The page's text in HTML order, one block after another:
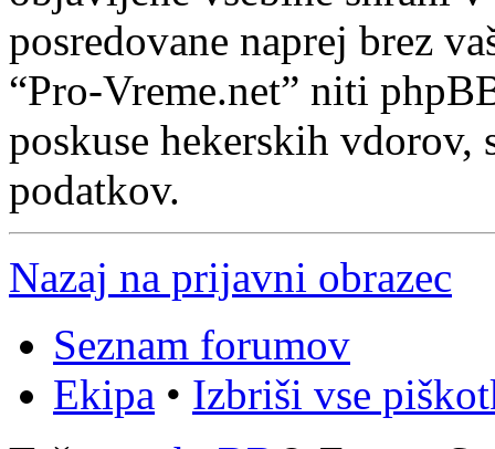
posredovane naprej brez
“Pro-Vreme.net” niti
poskuse hekerskih
podatkov.
Nazaj na prijavni obrazec
Seznam forumov
Ekipa • Izbriši vse